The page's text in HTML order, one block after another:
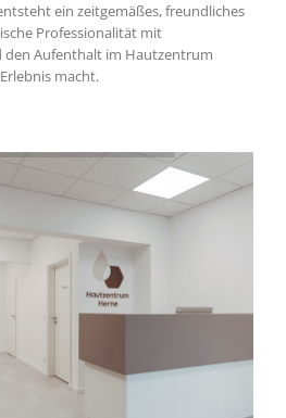
ein zeitgemäßes, freundliches
Professionalität mit
Aufenthalt im Hautzentrum
macht.